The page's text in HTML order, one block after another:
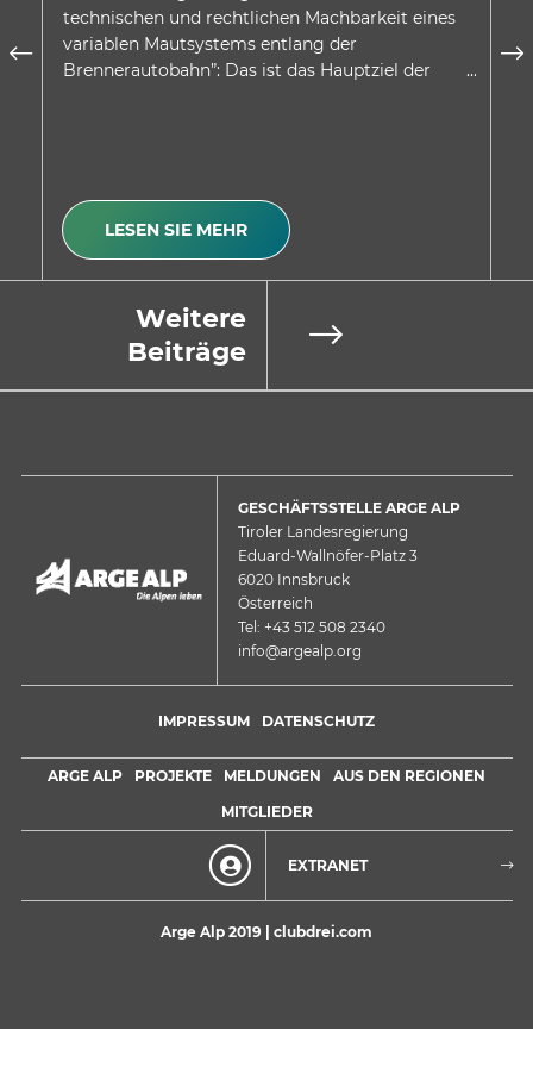
technischen und rechtlichen Machbarkeit eines
variablen Mautsystems entlang der
Brennerautobahn”: Das ist das Hauptziel der
LESEN SIE MEHR
Weitere
Beiträge
GESCHÄFTSSTELLE ARGE ALP
Tiroler Landesregierung
Eduard-Wallnöfer-Platz 3
6020 Innsbruck
Österreich
Tel: +43 512 508 2340
info@argealp.org
IMPRESSUM DATENSCHUTZ
ARGE ALP PROJEKTE MELDUNGEN
AUS DEN REGIONEN
MITGLIEDER
EXTRANET
Arge Alp 2019 | clubdrei.com